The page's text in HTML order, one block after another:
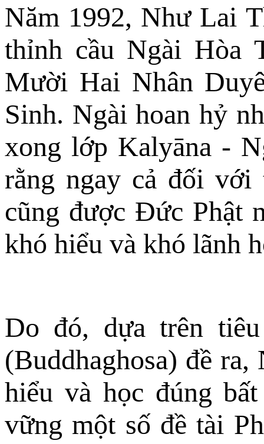
Năm 1992, Như Lai
thỉnh cầu Ngài Hòa
Mười Hai Nhân
Sinh. Ngài hoan hỷ
xong lớp Kalyāna -
rằng ngay cả đối với
cũng được Đức Phật
khó hiểu và khó lãnh
Do đó, dựa trên
(Buddhaghosa) đề
hiểu và học đúng
vững một số đề tài